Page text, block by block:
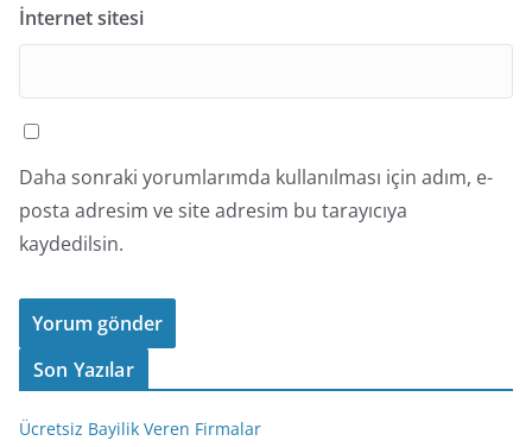
İnternet sitesi
Daha sonraki yorumlarımda kullanılması için adım, e-
posta adresim ve site adresim bu tarayıcıya
kaydedilsin.
Son Yazılar
Ücretsiz Bayilik Veren Firmalar